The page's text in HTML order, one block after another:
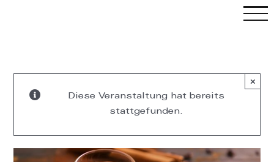
Diese Veranstaltung hat bereits
stattgefunden.
×